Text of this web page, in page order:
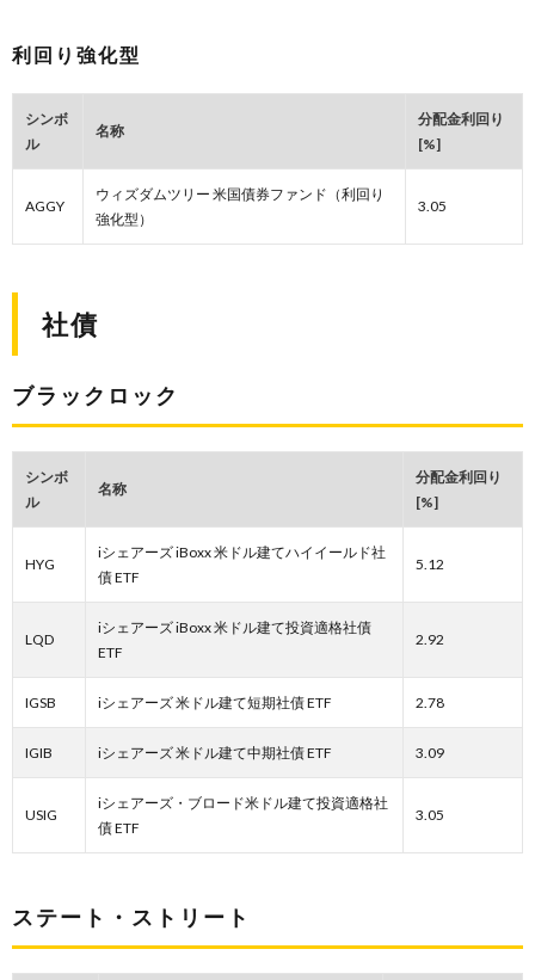
利回り強化型
シンボ
ル
名称
分配金利回り
[%]
AGGY
ウィズダムツリー 米国債券ファンド（利回り
強化型）
3.05
社債
ブラックロック
シンボ
ル
名称
分配金利回り
[%]
HYG
iシェアーズ iBoxx 米ドル建てハイイールド社
債 ETF
5.12
LQD
iシェアーズ iBoxx 米ドル建て投資適格社債
ETF
2.92
IGSB iシェアーズ 米ドル建て短期社債 ETF 2.78
IGIB iシェアーズ 米ドル建て中期社債 ETF 3.09
USIG
iシェアーズ・ブロード米ドル建て投資適格社
債 ETF
3.05
ステート・ストリート